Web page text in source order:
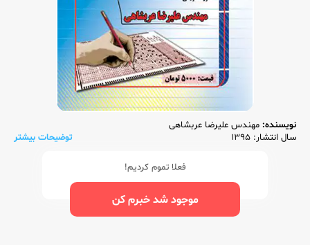
نویسنده: مهندس علیرضا عربشاهی
سال انتشار: 1395
توضیحات بیشتر
فعلا تموم کردیم!
موجود شد خبرم کن